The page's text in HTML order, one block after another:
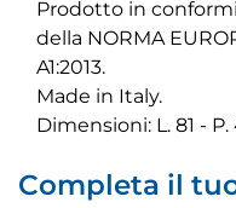
Prodotto in
della NORMA
A1:2013.
Made in Italy.
Dimensioni: L. 81 -
Completa il